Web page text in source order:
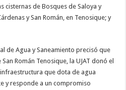
cisternas de Bosques de Saloya y
y San Román, en Tenosique; y
de Agua y Saneamiento precisó que
Román Tenosique, la UJAT donó el
que dota de agua
y responde a un compromiso